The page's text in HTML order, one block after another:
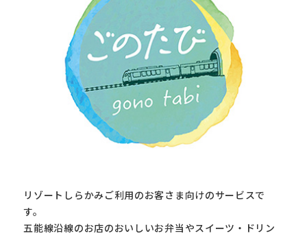
リゾートしらかみご利用のお客さま向けのサービスで
す。
五能線沿線のお店のおいしいお弁当やスイーツ・ドリン